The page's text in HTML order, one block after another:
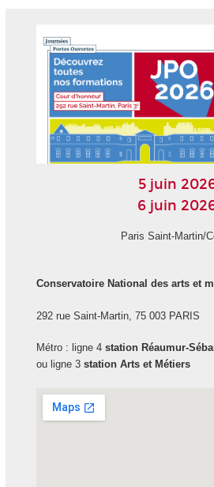
5 juin
6 juin
Paris Saint-Martin/
Conservatoire National des arts et
292 rue Saint-Martin, 75 003 PARIS
Métro : ligne 4 station Réaumur-
ou ligne 3station Arts et Métiers